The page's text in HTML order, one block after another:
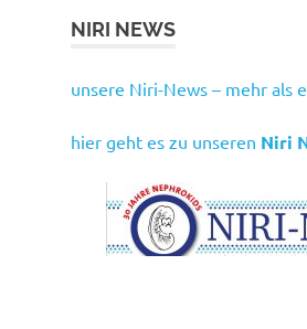
NIRI NEWS
unsere Niri-News – mehr als
hier geht es zu unseren Niri